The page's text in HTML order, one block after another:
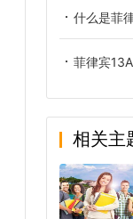
什么是菲
菲律宾
相关主